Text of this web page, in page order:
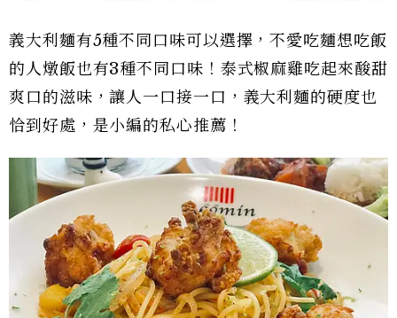
義大利麵有5種不同口味可以選擇，不愛吃麵想吃飯
的人燉飯也有3種不同口味！泰式椒麻雞吃起來酸甜
爽口的滋味，讓人一口接一口，義大利麵的硬度也
恰到好處，是小編的私心推薦！